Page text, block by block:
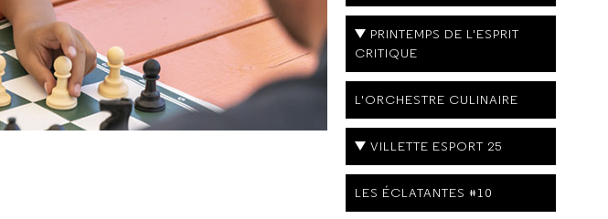
PRINTEMPS DE L'ESPRIT
CRITIQUE
L'ORCHESTRE CULINAIRE
VILLETTE ESPORT 25
LES ÉCLATANTES #10